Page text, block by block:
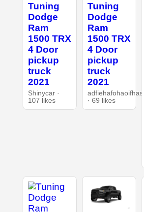
Tuning
Dodge
Ram
1500 TRX
4 Door
pickup
truck
2021
Shinycar ·
107 likes
Tuning
Dodge
Ram
1500 TRX
4 Door
pickup
truck
2021
adfiehafohaoifhasd
· 69 likes